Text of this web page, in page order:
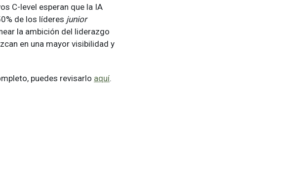
C-level esperan que la IA
de los líderes junior
la ambición del liderazgo
en una mayor visibilidad y
puedes revisarlo aquí.